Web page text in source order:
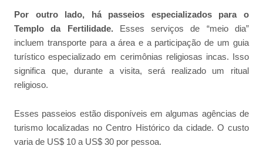
Por outro lado, há passeios especializados para o
Templo da Fertilidade.Esses serviços de “meio dia”
incluem transporte para a área e a participação de um guia
turístico especializado em cerimônias religiosas incas. Isso
significa que, durante a visita, será realizado um ritual
religioso.
Esses passeios estão disponíveis em algumas agências de
turismo localizadas no Centro Histórico da cidade. O custo
varia de US$ 10 a US$ 30 por pessoa.